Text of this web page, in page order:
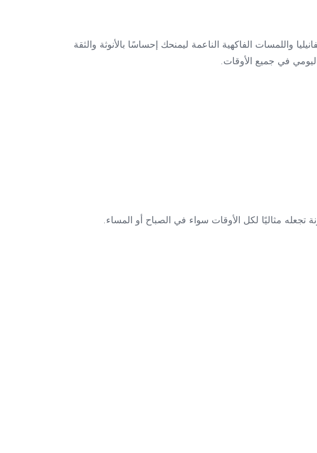
راش – 235 مللي، الذي يجمع بين دفء الفانيليا واللمسات الفاكهية الناعمة ليمنحك إحساسًا بالأنوثة والثقة
في جميع الأوقات.
تجعله مثاليًا لكل الأوقات سواء في الصباح أو المساء.